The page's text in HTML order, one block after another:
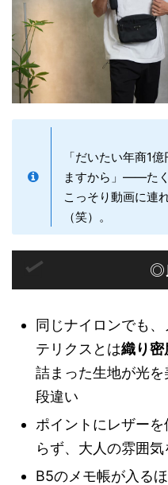
「だいたい年商1
ますから」——た
こっそり動画に連
（笑）。
◎
同じナイロンでも
テリクスとは織り密
詰まった生地が光
段違い
ポイントにレザー
らず、大人の雰囲気
B5のメモ帳が入る